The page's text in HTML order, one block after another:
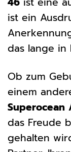
ist ein
das lange
Ob zum
einem
Superocean
das Freude
gehalten